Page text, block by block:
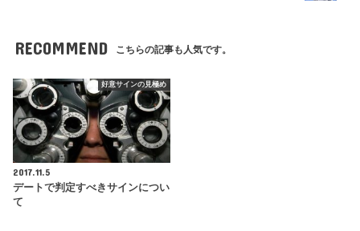
RECOMMEND こちらの記事も人気です。
好意サインの見極め
2017.11.5
デートで判定すべきサインについ
て